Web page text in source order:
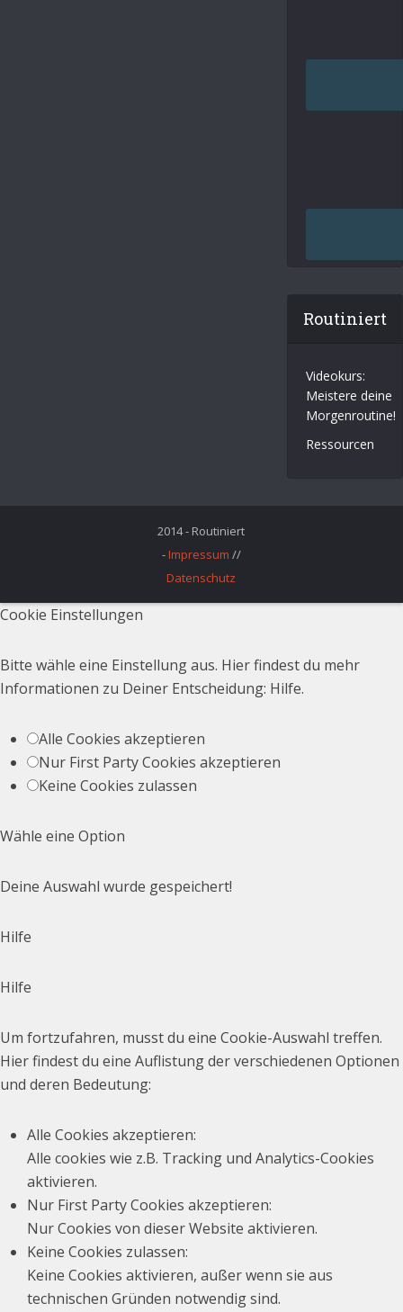
Routiniert
Videokurs:
Meistere deine
Morgenroutine!
Ressourcen
2014 - Routiniert
- Impressum //
Datenschutz
Cookie Einstellungen
Bitte wähle eine Einstellung aus. Hier findest du mehr
Informationen zu Deiner Entscheidung: Hilfe.
Alle Cookies akzeptieren
Nur First Party Cookies akzeptieren
Keine Cookies zulassen
Wähle eine Option
Deine Auswahl wurde gespeichert!
Hilfe
Hilfe
Um fortzufahren, musst du eine Cookie-Auswahl treffen.
Hier findest du eine Auflistung der verschiedenen Optionen
und deren Bedeutung:
Alle Cookies akzeptieren:
Alle cookies wie z.B. Tracking und Analytics-Cookies
aktivieren.
Nur First Party Cookies akzeptieren:
Nur Cookies von dieser Website aktivieren.
Keine Cookies zulassen:
Keine Cookies aktivieren, außer wenn sie aus
technischen Gründen notwendig sind.